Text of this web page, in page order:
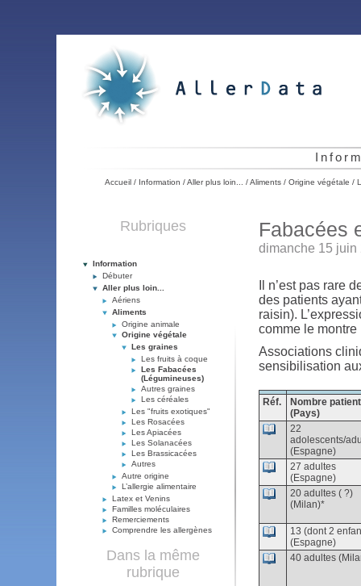
Accueil/ Information /Aller plus loin... /Aliments/ Origine végétale /
Fabacées
dimanche 15 juin
Il n’est pas rare
des patients
raisin).
comme le
Associations
sensibilisation
Réf.
Nombre
(Pays)
22
adolescents/
(Espagne)
27 adultes
(Espagne)
20 adultes ( ?)
(Milan)*
13 (dont 2
(Espagne)
40 adultes
Rubriques
Information
Débuter
Aller plus loin...
Aériens
Aliments
Origine animale
Origine végétale
Les graines
Les fruits à coque
Les Fabacées
(Légumineuses)
Autres graines
Les céréales
Les "fruits exotiques"
Les Rosacées
Les Apiacées
Les Solanacées
Les Brassicacées
Autres
Autre origine
L’allergie alimentaire
Latex et Venins
Familles moléculaires
Remerciements
Comprendre les allergènes
Dans la même
rubrique